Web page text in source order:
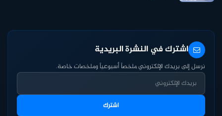
اشترك في النشرة البريدية
نرسل إلى بريدك الإلكتروني ملخصاً أسبوعياً وملخصات خاصة.
اشترك